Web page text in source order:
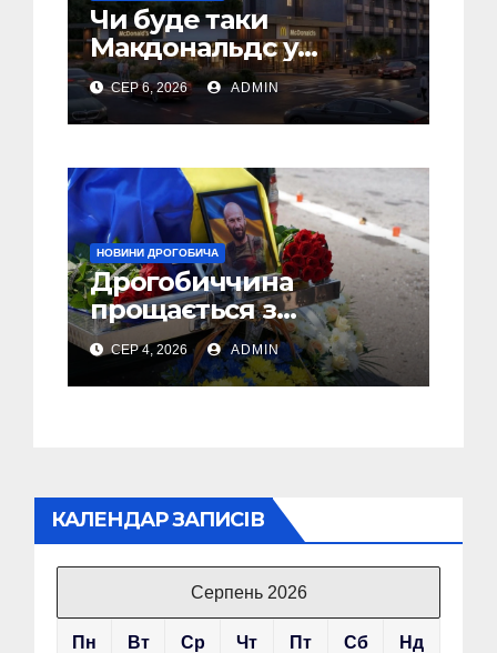
Чи буде таки
Макдональдс у
Дрогобичі? (Фото)
СЕР 6, 2026 ADMIN
НОВИНИ ДРОГОБИЧА
Дрогобиччина
прощається з
полеглим Воїном
Олегом Торським
СЕР 4, 2026 ADMIN
КАЛЕНДАР ЗАПИСІВ
Серпень 2026
Пн Вт Ср Чт Пт Сб Нд